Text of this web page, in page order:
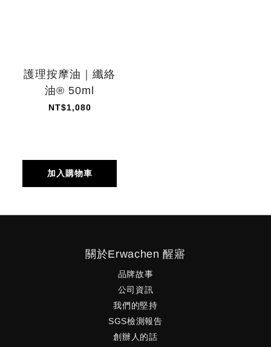
護理按摩油｜纖絡
油® 50ml
NT$1,080
加入購物車
關於Erwachen 醒寤
品牌故事
公司資訊
我們的堅持
SGS檢測報告
創辦人的話